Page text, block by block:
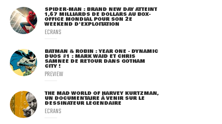
SPIDER-MAN : BRAND NEW DAY ATTEINT
1,67 MILLIARDS DE DOLLARS AU BOX-
OFFICE MONDIAL POUR SON 2E
WEEKEND D'EXPLOITATION
ECRANS
BATMAN & ROBIN : YEAR ONE - DYNAMIC
DUOS #1 : MARK WAID ET CHRIS
SAMNEE DE RETOUR DANS GOTHAM
CITY !
PREVIEW
THE MAD WORLD OF HARVEY KURTZMAN,
UN DOCUMENTAIRE À VENIR SUR LE
DESSINATEUR LÉGENDAIRE
ECRANS